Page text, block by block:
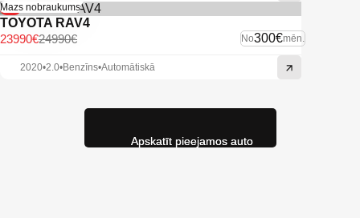
-4%
Mazs nobraukums
TOYOTA RAV4
No300€mēn.
24990€
23990€
2020•2.0•Benzīns•Automātiskā